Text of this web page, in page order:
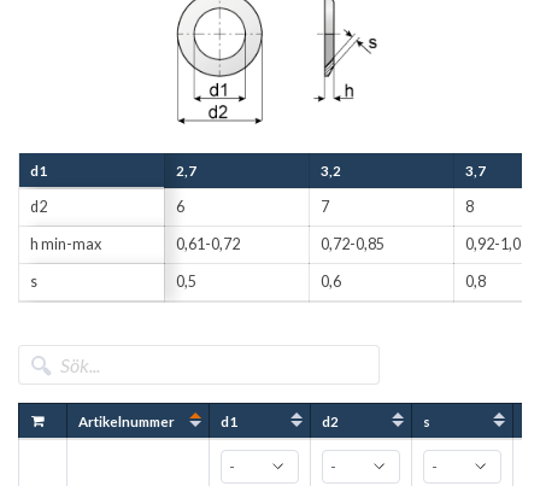
d1 2,7 3,2 3,7
d2 6 7 8
h min-max 0,61-0,72 0,72-0,85 0,92-1,06
s 0,5 0,6 0,8
Artikelnummer d1 d2 s